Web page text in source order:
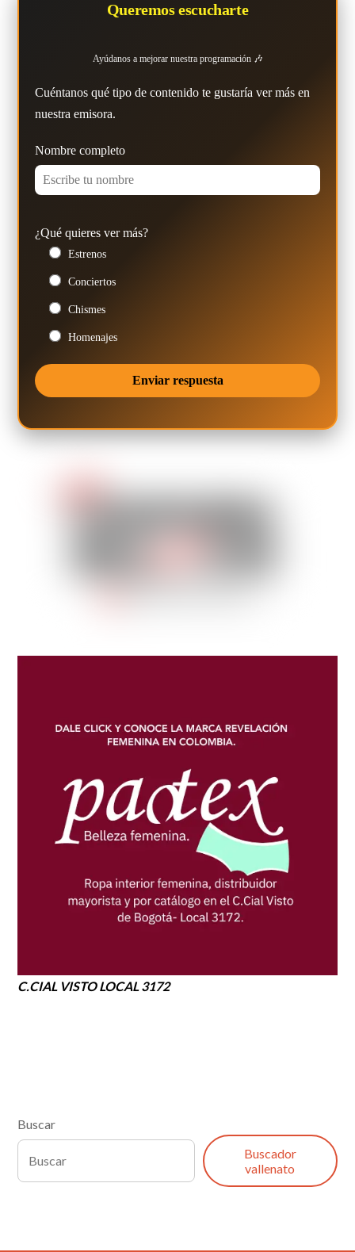
Queremos escucharte
Ayúdanos a mejorar nuestra programación 🎶
Cuéntanos qué tipo de contenido te gustaría ver más en
nuestra emisora.
Nombre completo
¿Qué quieres ver más?
Estrenos
Conciertos
Chismes
Homenajes
C.CIAL VISTO LOCAL 3172
Buscar
Buscador
vallenato